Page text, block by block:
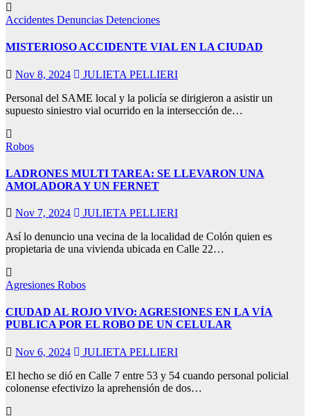
al
Accidentes Denuncias Detenciones
MISTERIOSO ACCIDENTE VIAL EN LA CIUDAD
Nov 8, 2024
JULIETA PELLIERI
Personal del SAME local y la policía se dirigieron a asistir un
supuesto siniestro vial ocurrido en la intersección de…
Robos
LADRONES MULTI TAREA: SE LLEVARON UNA
AMOLADORA Y UN FERNET
Nov 7, 2024
JULIETA PELLIERI
Así lo denuncio una vecina de la localidad de Colón quien es
propietaria de una vivienda ubicada en Calle 22…
Agresiones Robos
CIUDAD AL ROJO VIVO: AGRESIONES EN LA VÍA
PUBLICA POR EL ROBO DE UN CELULAR
Nov 6, 2024
JULIETA PELLIERI
El hecho se dió en Calle 7 entre 53 y 54 cuando personal policial
colonense efectivizo la aprehensión de dos…